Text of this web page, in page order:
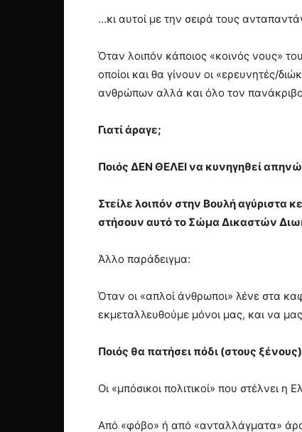
…κι αυτοί με την σειρά τους
Όταν λοιπόν κάποιος «κοινός νους»
οποίοι και θα γίνουν οι «ερευνητές/
ανθρώπων αλλά και όλο τον
Γιατί άραγε;
Ποιός ΔΕΝ ΘΕΛΕΙ να κυνηγηθεί
Στείλε λοιπόν στην Βουλή αγύριστα
στήσουν αυτό το Σώμα Δικαστών
Άλλο παράδειγμα:
Όταν οι «απλοί άνθρωποι» λένε στα
εκμεταλλευθούμε μόνοι μας, και να
Ποιός θα πατήσει πόδι (στους
Οι «μπόσικοι πολιτικοί» που στέλνει
Από «φόβο» ή από «ανταλλάγματα»